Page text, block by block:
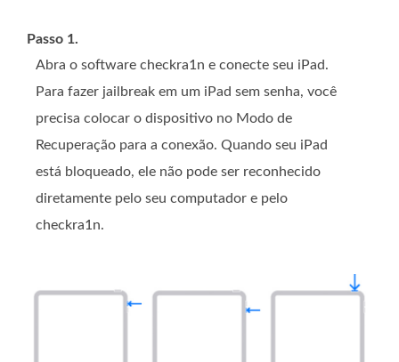
Passo 1.
Abra o software checkra1n e conecte seu iPad.
Para fazer jailbreak em um iPad sem senha, você
precisa colocar o dispositivo no Modo de
Recuperação para a conexão. Quando seu iPad
está bloqueado, ele não pode ser reconhecido
diretamente pelo seu computador e pelo
checkra1n.